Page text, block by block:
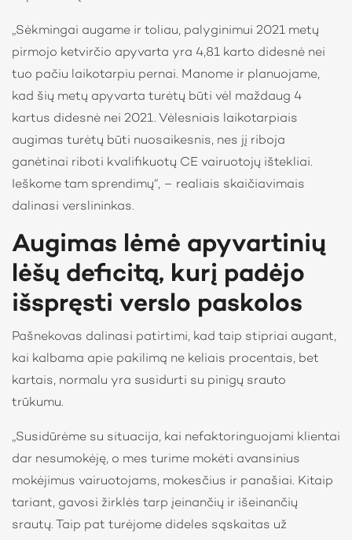
„Sėkmingai augame ir toliau, palyginimui 2021 metų
pirmojo ketvirčio apyvarta yra 4,81 karto didesnė nei
tuo pačiu laikotarpiu pernai. Manome ir planuojame,
kad šių metų apyvarta turėtų būti vėl maždaug 4
kartus didesnė nei 2021. Vėlesniais laikotarpiais
augimas turėtų būti nuosaikesnis, nes jį riboja
ganėtinai riboti kvalifikuotų CE vairuotojų ištekliai.
Ieškome tam sprendimų“, – realiais skaičiavimais
dalinasi verslininkas.
Augimas lėmė apyvartinių
lėšų deficitą, kurį padėjo
išspręsti verslo paskolos
Pašnekovas dalinasi patirtimi, kad taip stipriai augant,
kai kalbama apie pakilimą ne keliais procentais, bet
kartais, normalu yra susidurti su pinigų srauto
trūkumu.
„Susidūrėme su situacija, kai nefaktoringuojami klientai
dar nesumokėję, o mes turime mokėti avansinius
mokėjimus vairuotojams, mokesčius ir panašiai. Kitaip
tariant, gavosi žirklės tarp įeinančių ir išeinančių
srautų. Taip pat turėjome dideles sąskaitas už